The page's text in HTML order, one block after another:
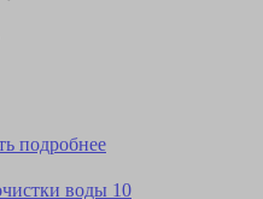
подробнее